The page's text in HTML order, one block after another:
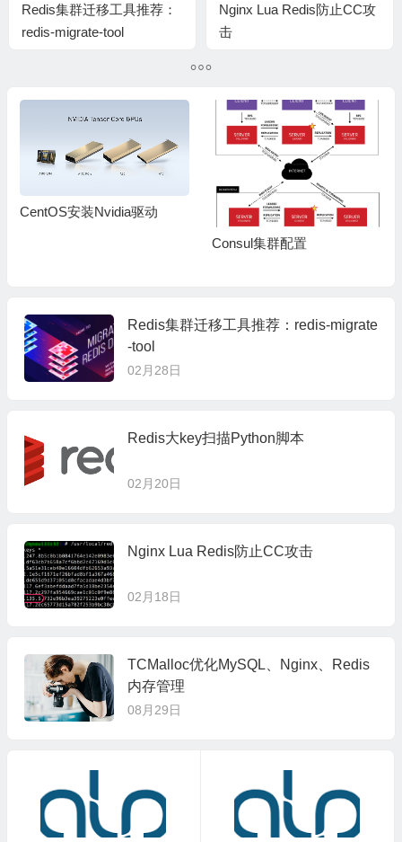
Redis集群迁移工具推荐：
redis-migrate-tool
Nginx Lua Redis防止CC攻
击
CentOS安装Nvidia驱动
Consul集群配置
Redis集群迁移工具推荐：redis-migrate
-tool
02月28日
Redis大key扫描Python脚本
02月20日
Nginx Lua Redis防止CC攻击
02月18日
TCMalloc优化MySQL、Nginx、Redis
内存管理
08月29日